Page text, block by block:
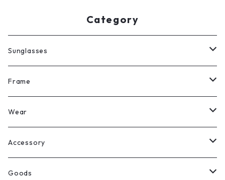
Category
Sunglasses
All
Legit Eyewear
Select
Frame
ボストン
ウェリントン
スクエア
Wear
All
Tee
Accessory
Ring
Goods